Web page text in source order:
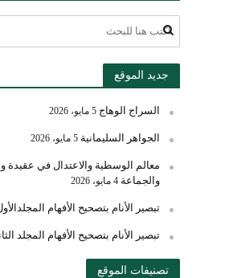
جديد الموقع
السراج الوهاج 5 مايو، 2026
الجواهر السليمانية 5 مايو، 2026
معالم الوسطية والاعتدال في عقيدة
والجماعة 4 مايو، 2026
تبصير الأنام بتصحيح الأفهام
تبصير الأنام بتصحيح الأفهام المجلد
تصنيفات الموقع